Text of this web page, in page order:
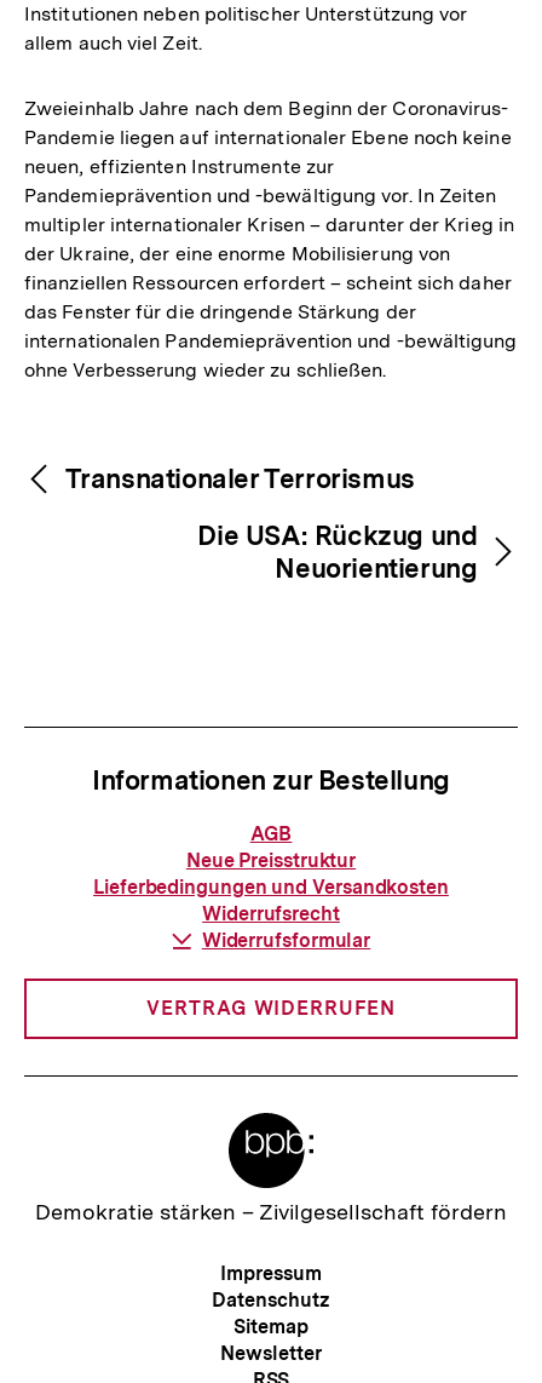
Institutionen neben politischer Unterstützung vor
allem auch viel Zeit.
Zweieinhalb Jahre nach dem Beginn der Coronavirus-
Pandemie liegen auf internationaler Ebene noch keine
neuen, effizienten Instrumente zur
Pandemieprävention und -bewältigung vor. In Zeiten
multipler internationaler Krisen – darunter der Krieg in
der Ukraine, der eine enorme Mobilisierung von
finanziellen Ressourcen erfordert – scheint sich daher
das Fenster für die dringende Stärkung der
internationalen Pandemieprävention und -bewältigung
ohne Verbesserung wieder zu schließen.
Inhaltsnavigation
Inhaltsnavigation
Transnationaler Terrorismus
Die USA: Rückzug und
Neuorientierung
Informationen zur Bestellung
Informationen
zur
Bestellung
AGB
Neue Preisstruktur
Lieferbedingungen und Versandkosten
Widerrufsrecht
Download-
Widerrufsformular
VERTRAG WIDERRUFEN
Zur
Demokratie stärken – Zivilgesellschaft fördern
Meta-
Navigation
Impressum
Datenschutz
Sitemap
Newsletter